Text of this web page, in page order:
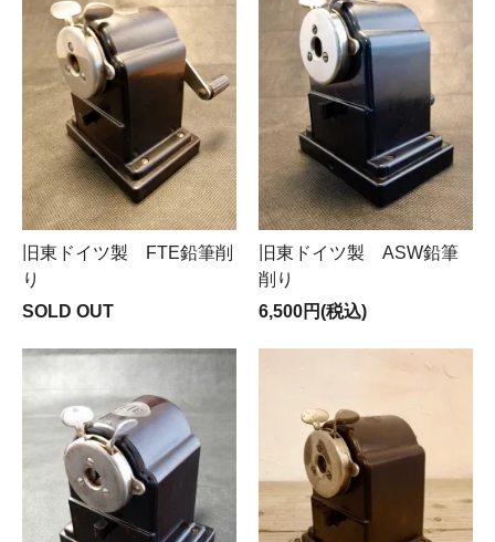
旧東ドイツ製 FTE鉛筆削
り
SOLD OUT
旧東ドイツ製 ASW鉛筆
削り
6,500円(税込)